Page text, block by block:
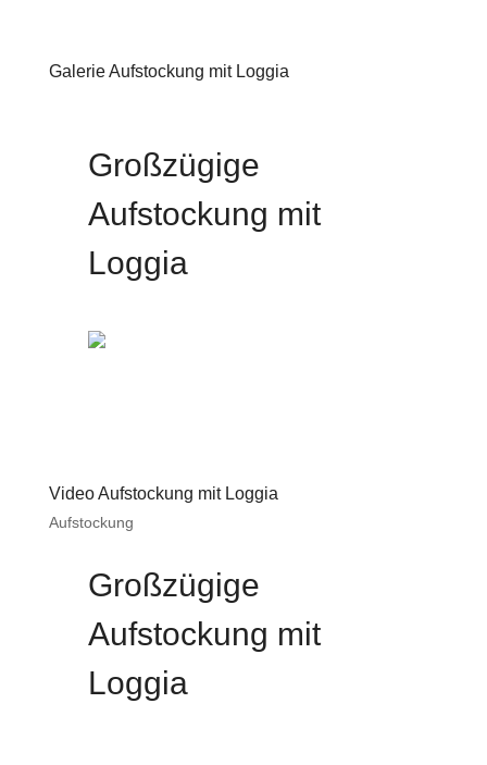
Galerie Aufstockung mit Loggia
Großzügige
Aufstockung mit
Loggia
Video Aufstockung mit Loggia
Aufstockung
Großzügige
Aufstockung mit
Loggia